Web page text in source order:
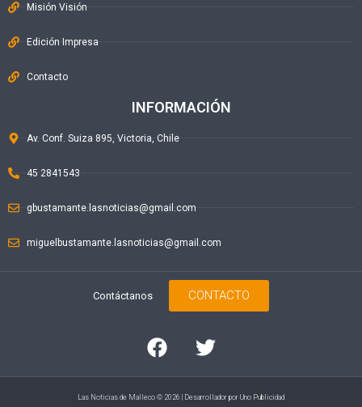
Misión Visión
Edición Impresa
Contacto
INFORMACIÓN
Av. Conf. Suiza 895, Victoria, Chile
45 2841543
gbustamante.lasnoticias@gmail.com
miguelbustamante.lasnoticias@gmail.com
Contáctanos CONTACTO
Las Noticias de Malleco © 2026 | Desarrollador por Uno Publicidad